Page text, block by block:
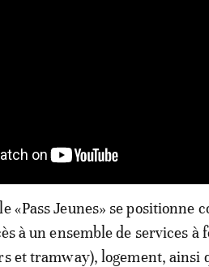
«Pass Jeunes» se positionne
à un ensemble de services
et tramway), logement, ainsi